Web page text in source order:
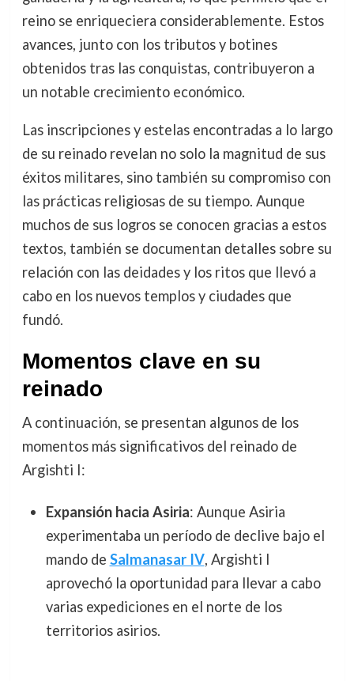
reino se enriqueciera considerablemente. Estos
avances, junto con los tributos y botines
obtenidos tras las conquistas, contribuyeron a
un notable crecimiento económico.
Las inscripciones y estelas encontradas a lo largo
de su reinado revelan no solo la magnitud de sus
éxitos militares, sino también su compromiso con
las prácticas religiosas de su tiempo. Aunque
muchos de sus logros se conocen gracias a estos
textos, también se documentan detalles sobre su
relación con las deidades y los ritos que llevó a
cabo en los nuevos templos y ciudades que
fundó.
Momentos clave en su
reinado
A continuación, se presentan algunos de los
momentos más significativos del reinado de
Argishti I:
Expansión hacia Asiria: Aunque Asiria
experimentaba un período de declive bajo el
mando de Salmanasar IV, Argishti I
aprovechó la oportunidad para llevar a cabo
varias expediciones en el norte de los
territorios asirios.